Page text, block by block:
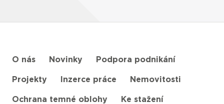
O nás Novinky Podpora podnikání
Projekty Inzerce práce Nemovitosti
Ochrana temné oblohy Ke stažení